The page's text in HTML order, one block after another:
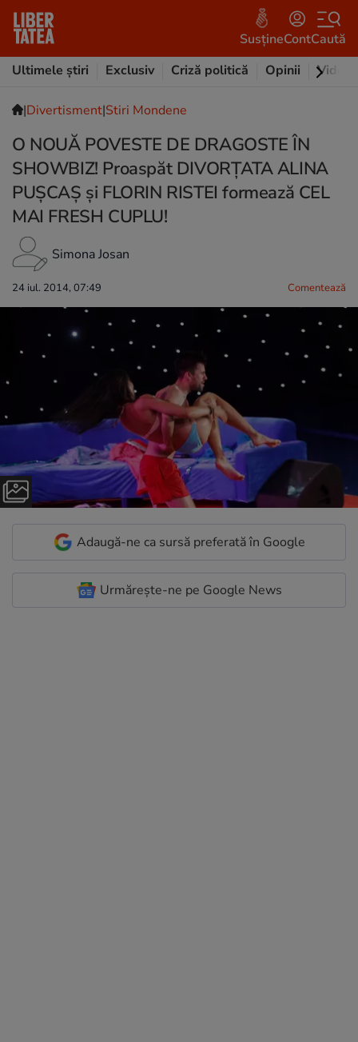
SusțineContCaută
Ultimele știri
Exclusiv Criză politică Opinii Video
|Divertisment|Stiri Mondene
O NOUĂ POVESTE DE DRAGOSTE ÎN
SHOWBIZ! Proaspăt DIVORŢATA ALINA
PUŞCAŞ şi FLORIN RISTEI formează CEL
MAI FRESH CUPLU!
Simona Josan
24 iul. 2014, 07:49 Comentează
Adaugă-ne ca sursă preferată în Google
Urmărește-ne pe Google News